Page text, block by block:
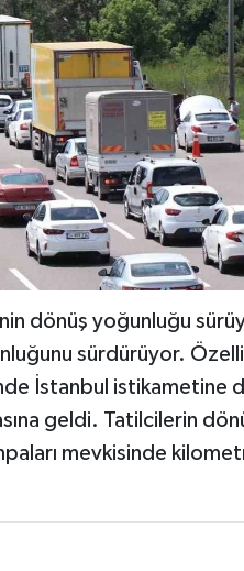
dönüş yoğunluğu
sürdürüyor.
İstanbul istikametine
geldi. Tatilcilerin
mevkisinde